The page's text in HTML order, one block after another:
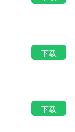
下载
下载